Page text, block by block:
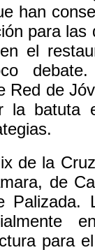
han
para las
el
Red de
la batuta
de la
de
Palizada.
para